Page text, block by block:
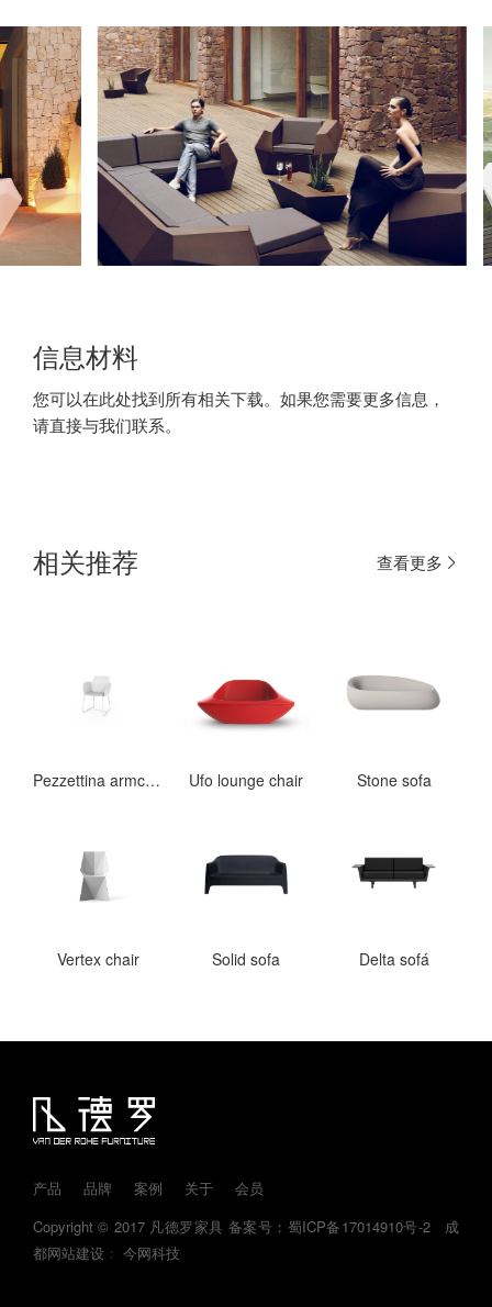
信息材料
您可以在此处找到所有相关下载。如果您需要更多信息，
请直接与我们联系。
相关推荐 查看更多
Pezzettina armchair Ufo lounge chair Stone sofa
Vertex chair Solid sofa Delta sofá
产品 品牌 案例 关于
会员
Copyright © 2017 凡德罗家具 备案号：蜀ICP备17014910号-2
成
都网站建设 ： 今网科技